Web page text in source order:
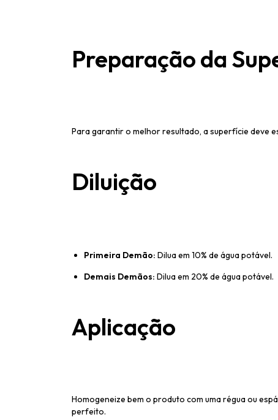
Preparação da
Para garantir o melhor resultado, a superfície deve
Diluição
Primeira Demão: Dilua em 10% de água potável.
Demais Demãos: Dilua em 20% de água potável.
Aplicação
Homogeneize bem o produto com uma régua ou
perfeito.